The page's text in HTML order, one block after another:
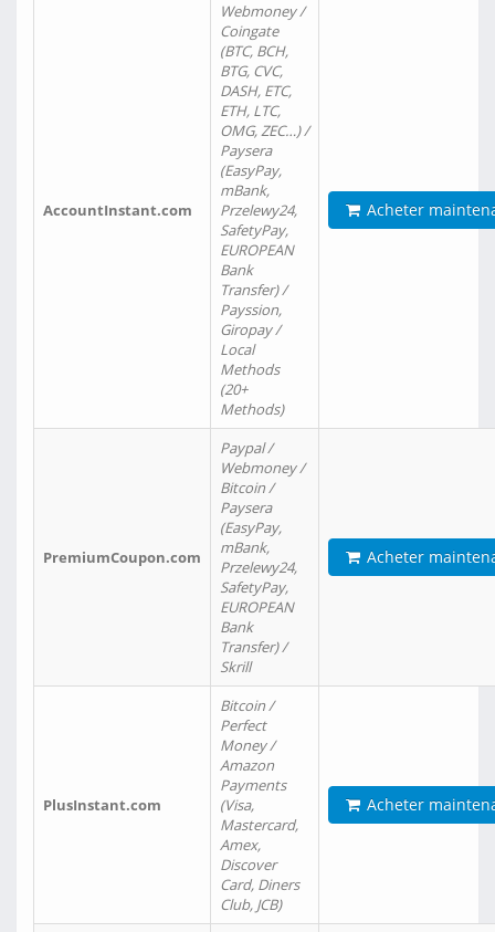
AccountInstant.com
Webmoney /
Coingate
(BTC, BCH,
BTG, CVC,
DASH, ETC,
ETH, LTC,
OMG, ZEC…) /
Paysera
(EasyPay,
mBank,
Przelewy24,
SafetyPay,
EUROPEAN
Bank
Transfer) /
Payssion,
Giropay /
Local
Methods
(20+
Methods)
Acheter
PremiumCoupon.com
Paypal /
Webmoney /
Bitcoin /
Paysera
(EasyPay,
mBank,
Przelewy24,
SafetyPay,
EUROPEAN
Bank
Transfer) /
Skrill
Acheter
PlusInstant.com
Bitcoin /
Perfect
Money /
Amazon
Payments
(Visa,
Mastercard,
Amex,
Discover
Card, Diners
Club, JCB)
Acheter